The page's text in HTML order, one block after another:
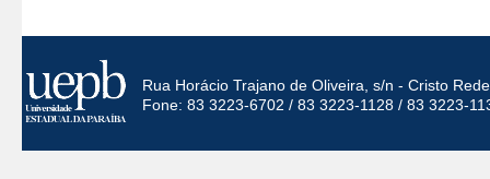
Rua Horácio Trajano de Oliveira, s/n - Cristo
Fone: 83 3223-6702 / 83 3223-1128 / 83 3223-